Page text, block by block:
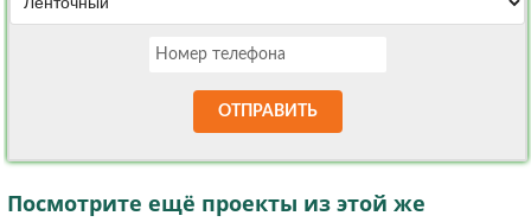
ОТПРАВИТЬ
Посмотрите ещё проекты из этой же